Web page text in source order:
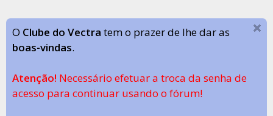
O Clube do Vectra tem o prazer de lhe dar as
boas-vindas.
Atenção! Necessário efetuar a troca da senha de
acesso para continuar usando o fórum!